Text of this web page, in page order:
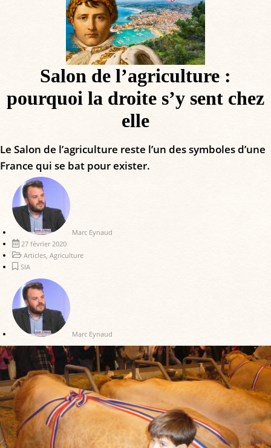
Salon de l’agriculture :
pourquoi la droite s’y sent chez
elle
Le Salon de l’agriculture reste l’un des symboles d’une
France qui se bat pour exister.
Marc Eynaud
27 février 2020
Articles, Agriculture
SIA
Marc Eynaud